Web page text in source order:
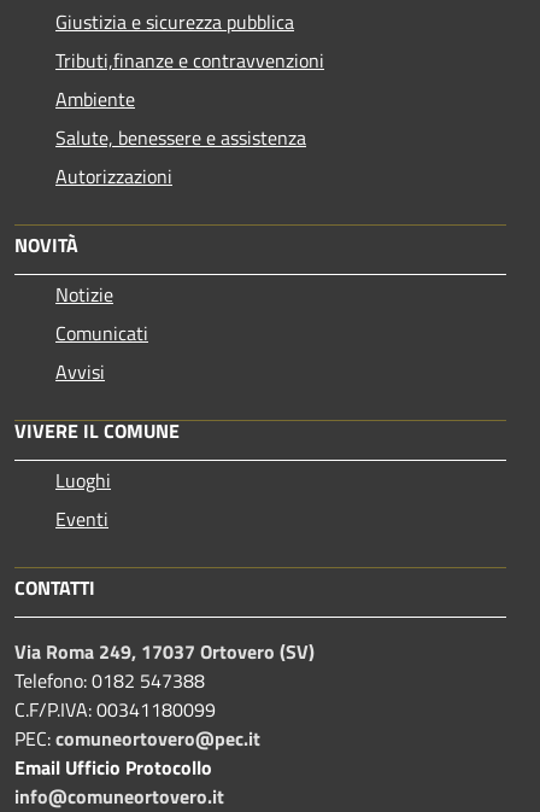
Giustizia e sicurezza pubblica
Tributi,finanze e contravvenzioni
Ambiente
Salute, benessere e assistenza
Autorizzazioni
NOVITÀ
Notizie
Comunicati
Avvisi
VIVERE IL COMUNE
Luoghi
Eventi
CONTATTI
Via Roma 249, 17037 Ortovero (SV)
Telefono: 0182 547388
C.F/P.IVA: 00341180099
PEC:comuneortovero@pec.it
Email Ufficio Protocollo
info@comuneortovero.it